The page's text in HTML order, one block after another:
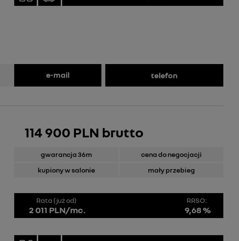
e-mail telefon
114 900 PLN brutto
gwarancja 36m
cena do negocjacji
kupiony w salonie
mały przebieg
Rata (już od)
2 011 PLN/mc.
RRSO:
9,68 %